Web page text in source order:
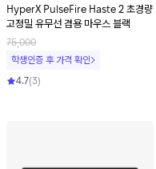
HyperX PulseFire Haste 2 초경량
고정밀 유무선 겸용 마우스 블랙
75,000
학생인증 후 가격 확인
4.7(3)